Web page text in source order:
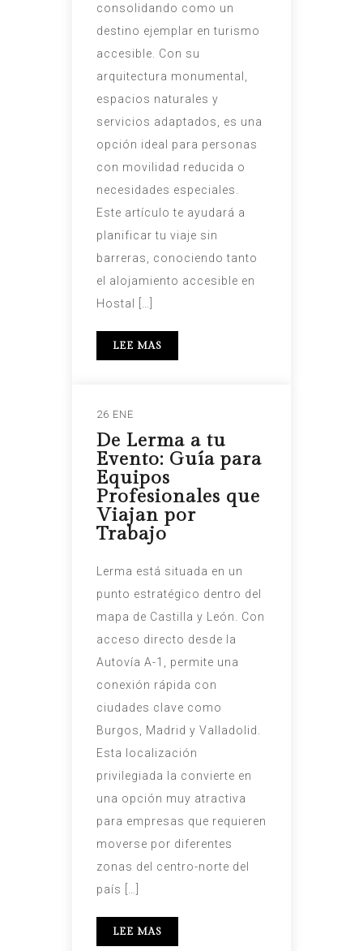
consolidando como un
destino ejemplar en turismo
accesible. Con su
arquitectura monumental,
espacios naturales y
servicios adaptados, es una
opción ideal para personas
con movilidad reducida o
necesidades especiales.
Este artículo te ayudará a
planificar tu viaje sin
barreras, conociendo tanto
el alojamiento accesible en
Hostal […]
LEE MAS
26 ENE
De Lerma a tu
Evento: Guía para
Equipos
Profesionales que
Viajan por
Trabajo
Lerma está situada en un
punto estratégico dentro del
mapa de Castilla y León. Con
acceso directo desde la
Autovía A-1, permite una
conexión rápida con
ciudades clave como
Burgos, Madrid y Valladolid.
Esta localización
privilegiada la convierte en
una opción muy atractiva
para empresas que requieren
moverse por diferentes
zonas del centro-norte del
país […]
LEE MAS